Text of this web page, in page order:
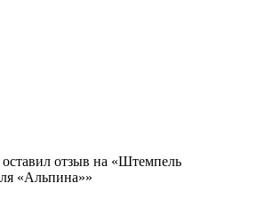
отзыв на «Штемпель
«Альпина»»